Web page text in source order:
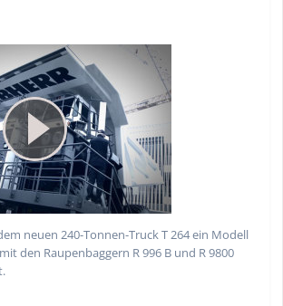
neuen 240-Tonnen-Truck T 264 ein Modell
den Raupenbaggern R 996 B und R 9800